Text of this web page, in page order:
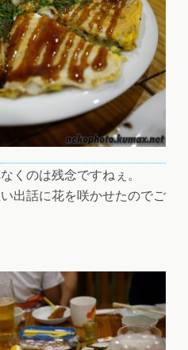
くのは残念ですねぇ。
出話に花を咲かせたのでご